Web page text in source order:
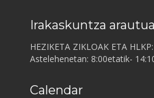
Irakaskuntza
HEZIKETA ZIKLOAK ETA HLKP:
Astelehenetan: 8:00etatik-
Calendar